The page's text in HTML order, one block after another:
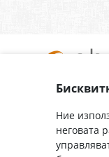
За нас
Контакти
Полезни
Лични данни
Ние
неговата